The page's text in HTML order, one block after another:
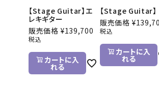
【Stage Guitar】エ
レキギター
販売価格 ¥139,700
税込
カートに入
れる
【Stage Guitar】
販売価格 ¥
税込
カートに入
れる